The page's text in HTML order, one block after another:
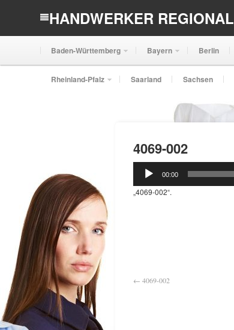
HANDWERKER REGIONAL
Baden-Württemberg Bayern Berlin
Rheinland-Pfalz Saarland Sachsen
4069-002
Audio-
Player
00:00
„4069-002“.
← 4069-002